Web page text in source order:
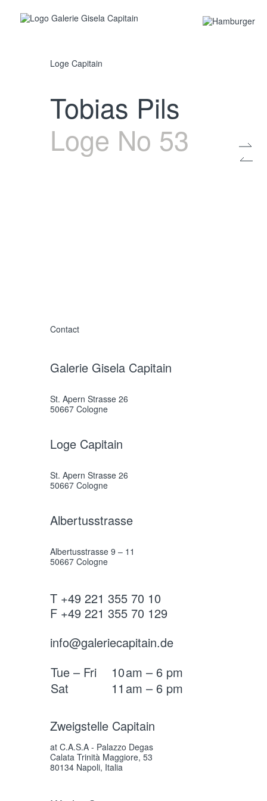
Loge Capitain
Tobias Pils
Loge No 53
Contact
Galerie Gisela Capitain
St. Apern Strasse 26
50667 Cologne
Loge Capitain
St. Apern Strasse 26
50667 Cologne
Albertusstrasse
Albertusstrasse 9 – 11
50667 Cologne
T +49 221 355 70 10
F +49 221 355 70 129
info@galeriecapitain.de
Tue – Fri
10am – 6 pm
Sat
11 am – 6 pm
Zweigstelle Capitain
at C.A.S.A - Palazzo Degas
Calata Trinità Maggiore, 53
80134 Napoli, Italia